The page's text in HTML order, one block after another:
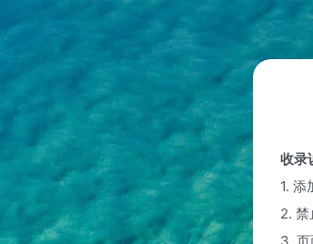
收录
1. 添
2. 禁
3.